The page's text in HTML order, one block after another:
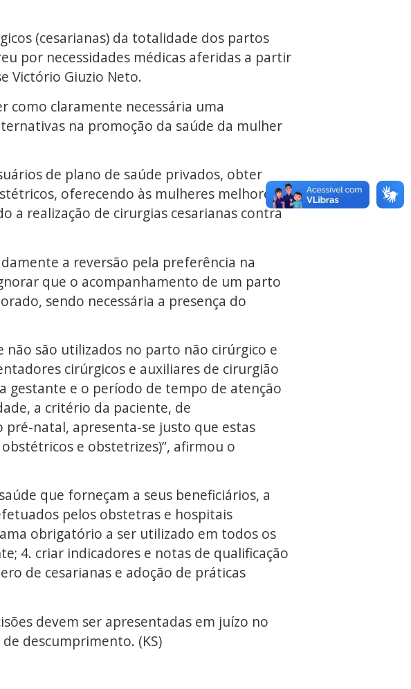
(cesarianas) da totalidade dos partos
por necessidades médicas aferidas a partir
Victório Giuzio Neto.
como claramente necessária uma
na promoção da saúde da mulher
de plano de saúde privados, obter
oferecendo às mulheres melhores
a realização de cirurgias cesarianas contra
a reversão pela preferência na
que o acompanhamento de um parto
sendo necessária a presença do
são utilizados no parto não cirúrgico e
cirúrgicos e auxiliares de cirurgião
gestante e o período de tempo de atenção
a critério da paciente, de
natal, apresenta-se justo que estas
e obstetrizes)”, afirmou o
que forneçam a seus beneficiários, a
pelos obstetras e hospitais
obrigatório a ser utilizado em todos os
4. criar indicadores e notas de qualificação
de cesarianas e adoção de práticas
devem ser apresentadas em juízo no
descumprimento. (KS)